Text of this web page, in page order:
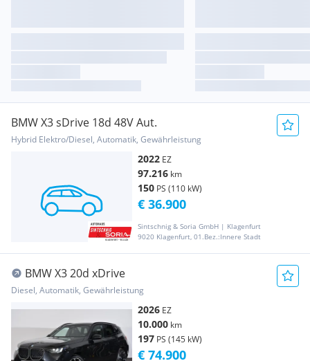
BMW X3 sDrive 18d 48V Aut.
Hybrid Elektro/Diesel, Automatik, Gewährleistung
2022 EZ
97.216 km
150 PS (110 kW)
Sintschnig & Soria GmbH | Klagenfurt
9020 Klagenfurt, 01.Bez.:Innere Stadt
€ 36.900
BMW X3 20d xDrive
Diesel, Automatik, Gewährleistung
2026 EZ
10.000 km
197 PS (145 kW)
€ 74.900